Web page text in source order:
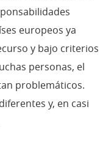
europeos ya
y bajo criterios
personas, el
problemáticos.
y, en casi